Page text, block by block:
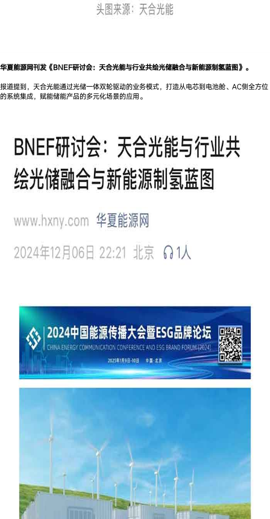
华夏能源网刊发《BNEF研讨会：天合光能与行业共绘光储融合与新能源制氢蓝图》。
报道提到，天合光能通过光储一体双轮驱动的业务模式，打造从电芯到电池舱、AC侧全方位
的系统集成，赋能储能产品的多元化场景的应用。